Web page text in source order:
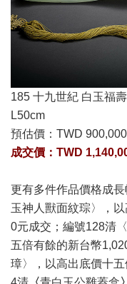
185 十九世紀 白玉福
L50cm
預估價： TWD
成交價：TWD
更有多件作品價格成
玉神人獸面紋琮〉，
0元成交；編號128清
五倍有餘的新台幣
璋〉，以高出底價十